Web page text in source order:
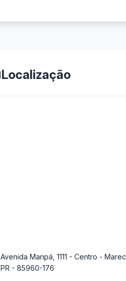
Localização
Avenida Maripá, 1111 - Centro -
PR - 85960-176